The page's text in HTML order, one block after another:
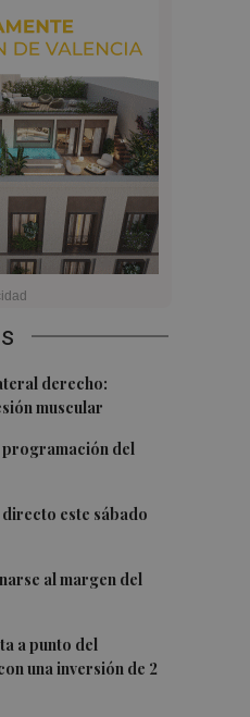
derecho:
muscular
programación del
este sábado
al margen del
a punto del
una inversión de 2